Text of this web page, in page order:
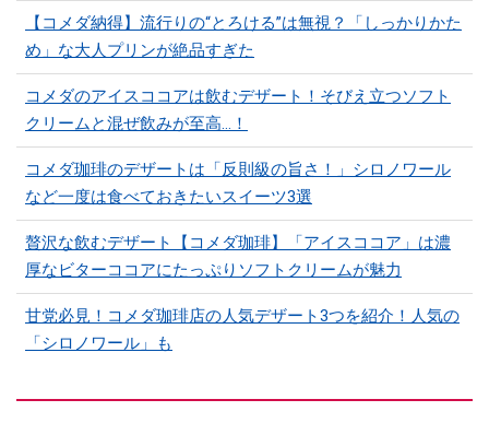
【コメダ納得】流行りの“とろける”は無視？「しっかりかた
め」な大人プリンが絶品すぎた
コメダのアイスココアは飲むデザート！そびえ立つソフト
クリームと混ぜ飲みが至高…！
コメダ珈琲のデザートは「反則級の旨さ！」シロノワール
など一度は食べておきたいスイーツ3選
贅沢な飲むデザート【コメダ珈琲】「アイスココア」は濃
厚なビターココアにたっぷりソフトクリームが魅力
甘党必見！コメダ珈琲店の人気デザート3つを紹介！人気の
「シロノワール」も